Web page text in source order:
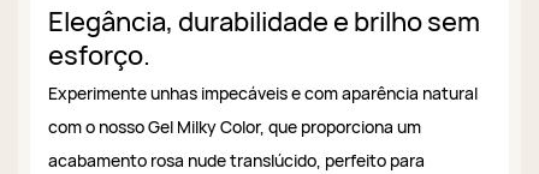
Elegância, durabilidade e brilho sem
esforço.
Experimente unhas impecáveis ​​e com aparência natural
com o nosso Gel Milky Color, que proporciona um
acabamento rosa nude translúcido, perfeito para